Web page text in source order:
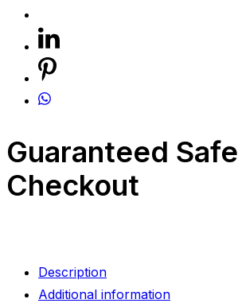
Guaranteed Safe
Checkout
Description
Additional information